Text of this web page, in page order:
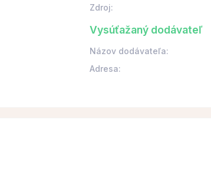
Zdroj:
Vysúťažaný dodávateľ
Názov dodávateľa:
Adresa: